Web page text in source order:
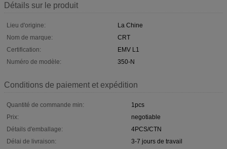
Détails sur le produit
Lieu d'origine:
La Chine
Nom de marque:
CRT
Certification:
EMV L1
Numéro de modèle:
350-N
Conditions de paiement et expédition
Quantité de commande min:
1pcs
Prix:
negotiable
Détails d'emballage:
4PCS/CTN
Délai de livraison:
3-7 jours de travail